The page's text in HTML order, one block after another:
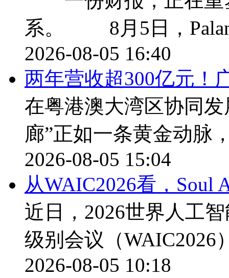
系。 8月5日，
2026-08-05 16:40
两年营收超300亿元！
在粤港澳大湾区协同
廊”正如一条黄金动脉
2026-08-05 15:04
从WAIC2026看，Soul
近日，2026世界人工
级别会议（WAIC2026
2026-08-05 10:18